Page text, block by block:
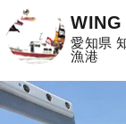
WING
愛知県
漁港